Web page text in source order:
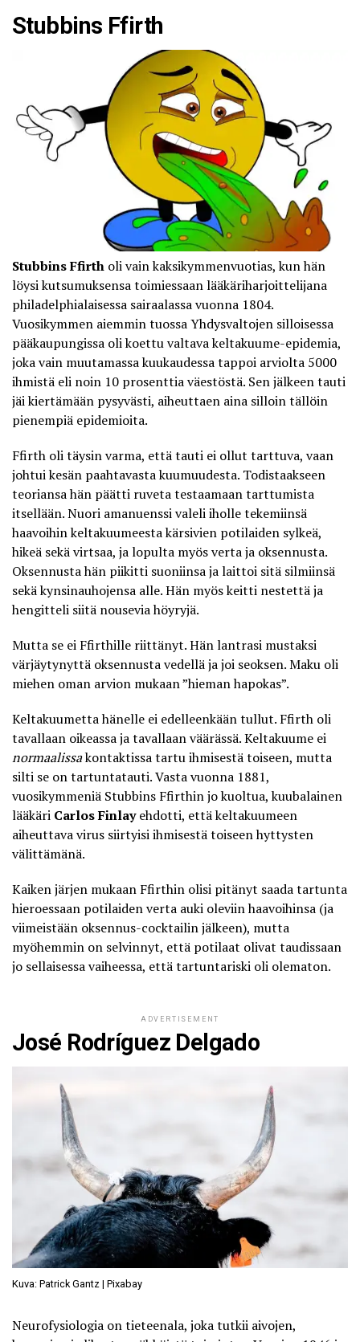
Stubbins Ffirth
Stubbins Ffirth oli vain kaksikymmenvuotias, kun hän
löysi kutsumuksensa toimiessaan lääkäriharjoittelijana
philadelphialaisessa sairaalassa vuonna 1804.
Vuosikymmen aiemmin tuossa Yhdysvaltojen silloisessa
pääkaupungissa oli koettu valtava keltakuume-epidemia,
joka vain muutamassa kuukaudessa tappoi arviolta 5000
ihmistä eli noin 10 prosenttia väestöstä. Sen jälkeen tauti
jäi kiertämään pysyvästi, aiheuttaen aina silloin tällöin
pienempiä epidemioita.
Ffirth oli täysin varma, että tauti ei ollut tarttuva, vaan
johtui kesän paahtavasta kuumuudesta. Todistaakseen
teoriansa hän päätti ruveta testaamaan tarttumista
itsellään. Nuori amanuenssi valeli iholle tekemiinsä
haavoihin keltakuumeesta kärsivien potilaiden sylkeä,
hikeä sekä virtsaa, ja lopulta myös verta ja oksennusta.
Oksennusta hän piikitti suoniinsa ja laittoi sitä silmiinsä
sekä kynsinauhojensa alle. Hän myös keitti nestettä ja
hengitteli siitä nousevia höyryjä.
Mutta se ei Ffirthille riittänyt. Hän lantrasi mustaksi
värjäytynyttä oksennusta vedellä ja joi seoksen. Maku oli
miehen oman arvion mukaan ”hieman hapokas”.
Keltakuumetta hänelle ei edelleenkään tullut. Ffirth oli
tavallaan oikeassa ja tavallaan väärässä. Keltakuume ei
normaalissakontaktissa tartu ihmisestä toiseen, mutta
silti se on tartuntatauti. Vasta vuonna 1881,
vuosikymmeniä Stubbins Ffirthin jo kuoltua, kuubalainen
lääkäri Carlos Finlayehdotti, että keltakuumeen
aiheuttava virus siirtyisi ihmisestä toiseen hyttysten
välittämänä.
Kaiken järjen mukaan Ffirthin olisi pitänyt saada tartunta
hieroessaan potilaiden verta auki oleviin haavoihinsa (ja
viimeistään oksennus-cocktailin jälkeen), mutta
myöhemmin on selvinnyt, että potilaat olivat taudissaan
jo sellaisessa vaiheessa, että tartuntariski oli olematon.
ADVERTISEMENT
José Rodríguez Delgado
Kuva: Patrick Gantz | Pixabay
Neurofysiologia on tieteenala, joka tutkii aivojen,